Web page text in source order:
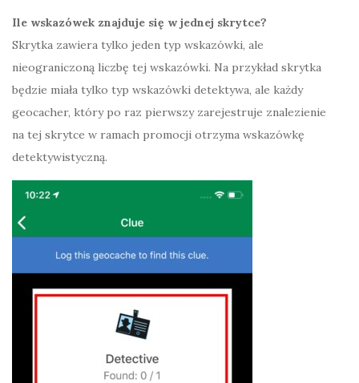
Ile wskazówek znajduje się w jednej skrytce?
Skrytka zawiera tylko jeden typ wskazówki, ale
nieograniczoną liczbę tej wskazówki. Na przykład skrytka
będzie miała tylko typ wskazówki detektywa, ale każdy
geocacher, który po raz pierwszy zarejestruje znalezienie
na tej skrytce w ramach promocji otrzyma wskazówkę
detektywistyczną.